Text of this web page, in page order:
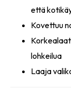
että
Kovettuu
lohkeilua
Laaja